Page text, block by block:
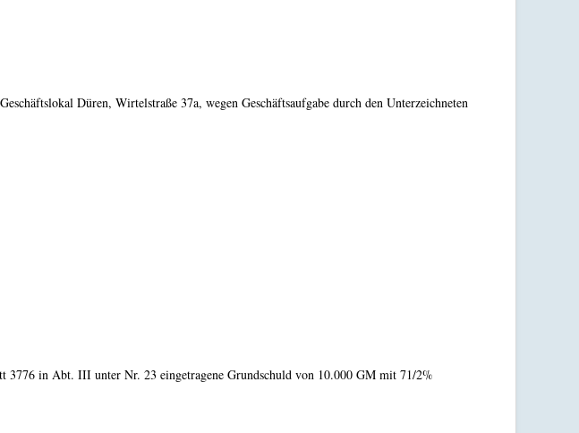
Düren, Wirtelstraße 37a, wegen Geschäftsaufgabe durch den Unterzeichneten
3776 in Abt. III unter Nr. 23 eingetragene Grundschuld von 10.000 GM mit 71/2%